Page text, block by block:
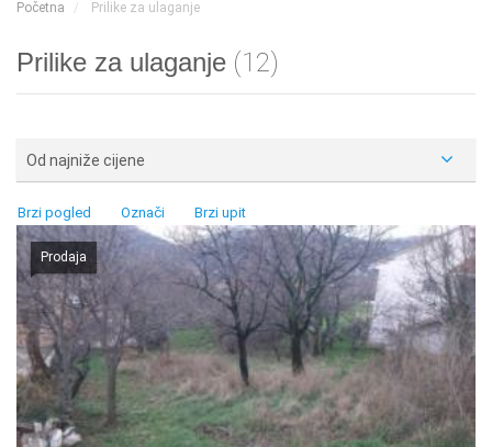
Početna Prilike za ulaganje
Prilike za ulaganje (12)
Od najniže cijene
Brzi pogled Označi Brzi upit
Prodaja